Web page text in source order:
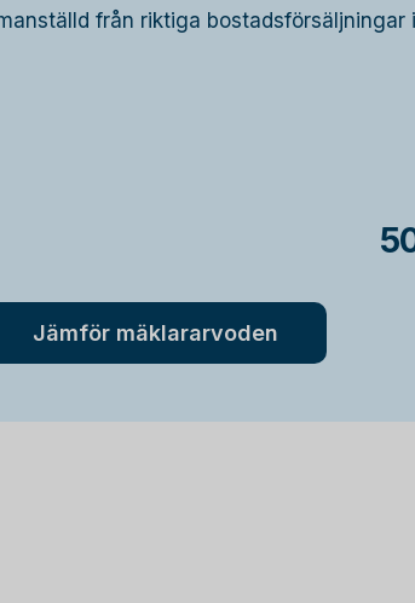
från riktiga bostadsförsäljningar
Jämför mäklararvoden